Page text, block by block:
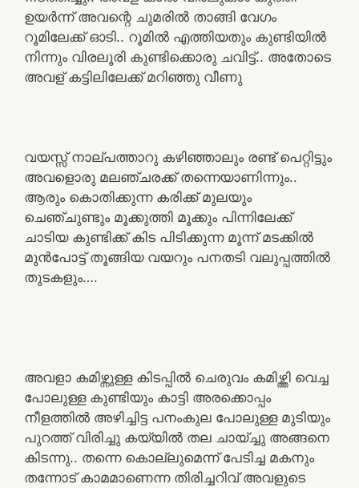
ഉയർന്ന് അവന്റെ ചുമരിൽ താങ്ങി വേഗം
റൂമിലേക്ക് ഓടി.. റൂമിൽ എത്തിയതും കുണ്ടിയിൽ
നിന്നും വിരലൂരി കുണ്ടിക്കൊരു ചവിട്ട്.. അതോടെ
അവള് കട്ടിലിലേക്ക് മറിഞ്ഞു വീണു
വയസ്സ് നാല്പത്താറു കഴിഞ്ഞാലും രണ്ട് പെറ്റിട്ടും
അവളൊരു മലഞ്ചരക്ക് തന്നെയാണിന്നും..
ആരും കൊതിക്കുന്ന കരിക്ക് മുലയും
ചെഞ്ചുണ്ടും മൂക്കുത്തി മൂക്കും പിന്നിലേക്ക്
ചാടിയ കുണ്ടിക്ക് കിട പിടിക്കുന്ന മൂന്ന് മടക്കിൽ
മുൻപോട്ട് തൂങ്ങിയ വയറും പനതടി വലുപ്പത്തിൽ
തുടകളും….
അവളാ കമിഴ്ന്നുള്ള കിടപ്പിൽ ചെരുവം കമിഴ്ത്തി വെച്ച
പോലുള്ള കുണ്ടിയും കാട്ടി അരക്കൊപ്പം
നീളത്തിൽ അഴിച്ചിട്ട പനംകുല പോലുള്ള മുടിയും
പുറത്ത് വിരിച്ചു കയ്യിൽ തല ചായ്ച്ചു അങ്ങനെ
കിടന്നു.. തന്നെ കൊല്ലുമെന്ന് പേടിച്ച മകനും
തന്നോട് കാമമാണെന്ന തിരിച്ചറിവ് അവളുടെ